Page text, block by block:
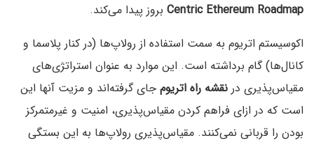
Centric Ethereum Roadmap بروز پیدا می‌کند.
اکوسیستم اتریوم به سمت استفاده از رولاپ‌ها (در کنار پلاسما و
کانال‌ها)‌ گام برداشته است. این موارد به عنوان استراتژی‌های
مقیاس‌پذیری در نقشه راه اتریوم جای گرفته‌اند و مزیت آنها این
است که در ازای فراهم کردن مقیاس‌پذیری، امنیت و غیرمتمرکز
بودن را قربانی نمی‌کنند. مقیاس‌پذیری رولاپ‌ها به این بستگی